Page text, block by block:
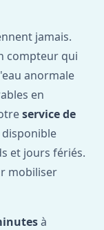
jamais.
compteur qui
anormale
en
service de
et jours fériés.
mobiliser
à